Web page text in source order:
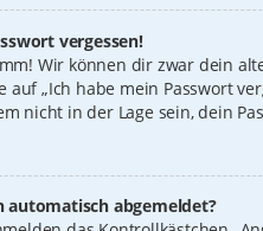
vergessen!
Wir können dir zwar dein
auf „Ich habe mein Passwort
nicht in der Lage sein, dein
automatisch abgemeldet?